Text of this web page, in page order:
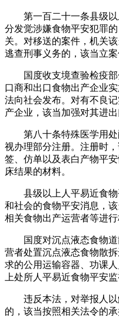
第一百二十一条县级以
分发觉涉嫌食物平安犯罪
关。对移送的案件，机关
逃查刑事义务的，该当立案
国度收支境查验检疫部
口商和出口食物出产企业
法向社会发布。对有不良
产企业，该当加强对其进出
第八十条特殊医学用处
视办理部分注册。注册时
签、仿单以及表白产物平
床结果的材料。
县级以上人平易近食物
和社会的食物平安消息，
相关食物出产运营者等进
国度对沉点液态食物道
营者处置沉点液态食物散
求的公用运输容器、功课
上处所人平易近食物平安
违反本法，对举报人以
的，该当按照相关法令的承